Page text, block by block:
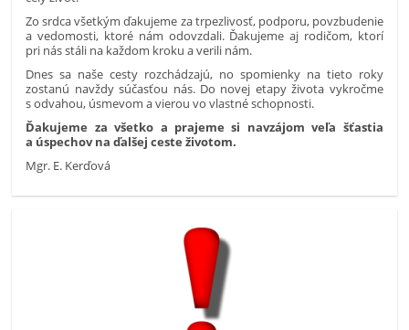
Zo srdca všetkým ďakujeme za trpezlivosť, podporu, povzbudenie
a vedomosti, ktoré nám odovzdali. Ďakujeme aj rodičom, ktorí
pri nás stáli na každom kroku a verili nám.
Dnes sa naše cesty rozchádzajú, no spomienky na tieto roky
zostanú navždy súčasťou nás. Do novej etapy života vykročme
s odvahou, úsmevom a vierou vo vlastné schopnosti.
Ďakujeme za všetko a prajeme si navzájom veľa šťastia
a úspechov na ďalšej ceste životom.
Mgr. E. Kerďová